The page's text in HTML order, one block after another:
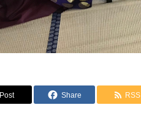
Post Share RSS